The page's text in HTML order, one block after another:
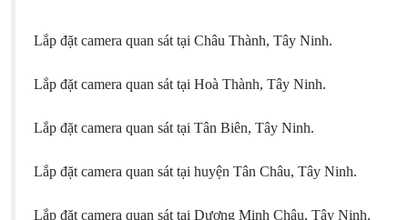
Lắp đặt camera quan sát tại Châu Thành, Tây Ninh.
Lắp đặt camera quan sát tại Hoà Thành, Tây Ninh.
Lắp đặt camera quan sát tại Tân Biên, Tây Ninh.
Lắp đặt camera quan sát tại huyện Tân Châu, Tây Ninh.
Lắp đặt camera quan sát tại Dương Minh Châu, Tây Ninh.